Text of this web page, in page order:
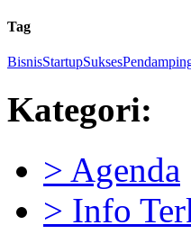
Tag
BisnisStartupSukses
Kategori:
> Agenda
> Info